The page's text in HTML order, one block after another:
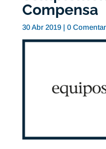
Compensa
30 Abr 2019| 0